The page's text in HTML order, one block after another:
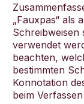
„Fauxpas“ als
Schreibweisen
verwendet
beachten,
bestimmten
Konnotation
beim